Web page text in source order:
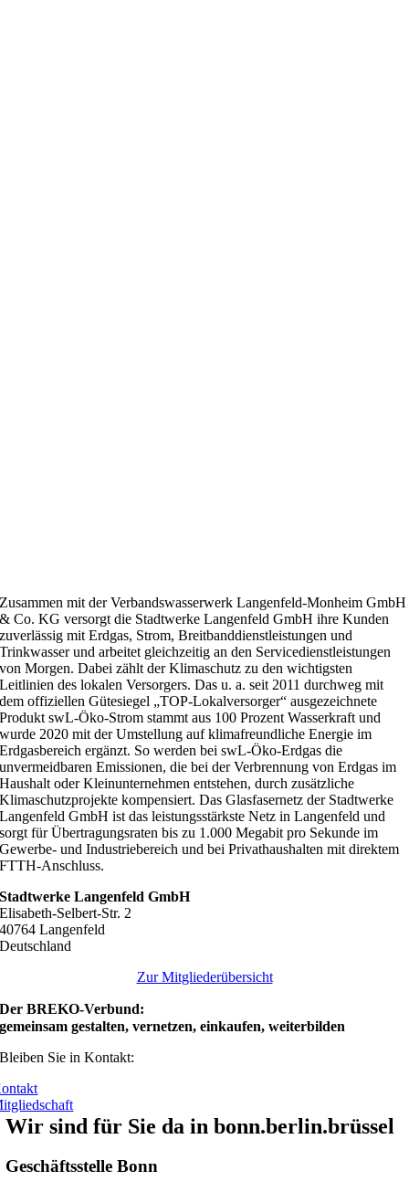
Zusammen mit der Verbandswasserwerk Langenfeld-Monheim GmbH
& Co. KG versorgt die Stadtwerke Langenfeld GmbH ihre Kunden
zuverlässig mit Erdgas, Strom, Breitbanddienstleistungen und
Trinkwasser und arbeitet gleichzeitig an den Servicedienstleistungen
von Morgen. Dabei zählt der Klimaschutz zu den wichtigsten
Leitlinien des lokalen Versorgers. Das u. a. seit 2011 durchweg mit
dem offiziellen Gütesiegel „TOP-Lokalversorger“ ausgezeichnete
Produkt swL-Öko-Strom stammt aus 100 Prozent Wasserkraft und
wurde 2020 mit der Umstellung auf klimafreundliche Energie im
Erdgasbereich ergänzt. So werden bei swL-Öko-Erdgas die
unvermeidbaren Emissionen, die bei der Verbrennung von Erdgas im
Haushalt oder Kleinunternehmen entstehen, durch zusätzliche
Klimaschutzprojekte kompensiert. Das Glasfasernetz der Stadtwerke
Langenfeld GmbH ist das leistungsstärkste Netz in Langenfeld und
sorgt für Übertragungsraten bis zu 1.000 Megabit pro Sekunde im
Gewerbe- und Industriebereich und bei Privathaushalten mit direktem
FTTH-Anschluss.
Stadtwerke Langenfeld GmbH
Elisabeth-Selbert-Str. 2
40764 Langenfeld
Deutschland
Zur Mitgliederübersicht
Der BREKO-Verbund:
gemeinsam gestalten, vernetzen, einkaufen, weiterbilden
Bleiben Sie in Kontakt:
Wir sind für Sie da in bonn.berlin.brüssel
Geschäftsstelle Bonn